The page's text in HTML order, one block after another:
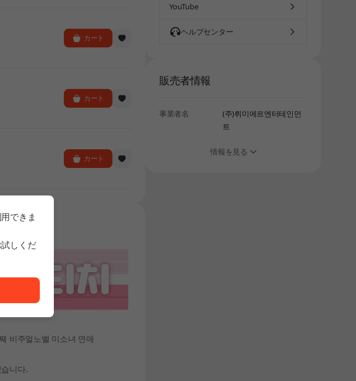
カート
カート
カート
비주얼노벨 미소녀 연애
니다.
YouTube
ヘルプセンター
販売者情報
事業者名
(주)뤼미에르엔터테인먼
트
情報を見る
できま
しくだ
できません。<br/>しばらく経ってから、再度お試しください。